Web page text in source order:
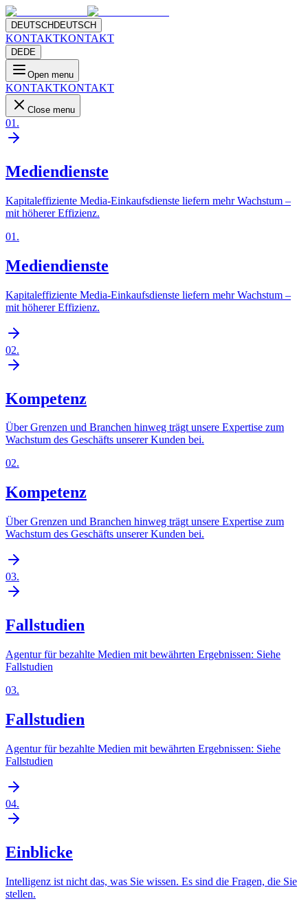
DEUTSCH DEUTSCH
KONTAKTKONTAKT
DEDE
Open menu
KONTAKTKONTAKT
Close menu
01 .
Mediendienste
Kapitaleffiziente Media-Einkaufsdienste liefern mehr Wachstum –
mit höherer Effizienz.
01 .
Mediendienste
Kapitaleffiziente Media-Einkaufsdienste liefern mehr Wachstum –
mit höherer Effizienz.
02.
Kompetenz
Über Grenzen und Branchen hinweg trägt unsere Expertise zum
Wachstum des Geschäfts unserer Kunden bei.
02.
Kompetenz
Über Grenzen und Branchen hinweg trägt unsere Expertise zum
Wachstum des Geschäfts unserer Kunden bei.
03.
Fallstudien
Agentur für bezahlte Medien mit bewährten Ergebnissen: Siehe
Fallstudien
03.
Fallstudien
Agentur für bezahlte Medien mit bewährten Ergebnissen: Siehe
Fallstudien
04.
Einblicke
Intelligenz ist nicht das, was Sie wissen. Es sind die Fragen, die Sie
stellen.